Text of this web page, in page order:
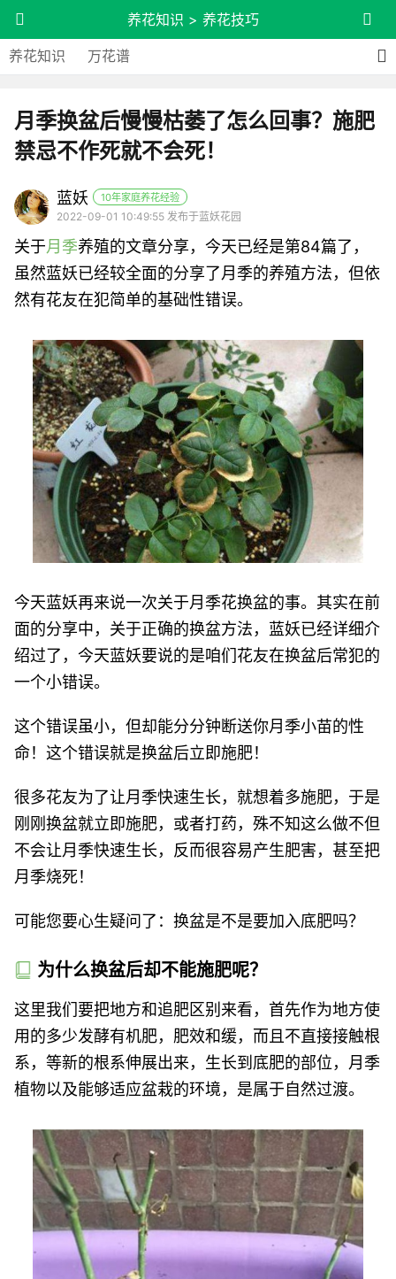
养花知识 >养花技巧
养花知识 万花谱
月季换盆后慢慢枯萎了怎么回事？施肥
禁忌不作死就不会死！
蓝妖 10年家庭养花经验
2022-09-01 10:49:55 发布于蓝妖花园
关于月季养殖的文章分享，今天已经是第84篇了，
虽然蓝妖已经较全面的分享了月季的养殖方法，但依
然有花友在犯简单的基础性错误。
今天蓝妖再来说一次关于月季花换盆的事。其实在前
面的分享中，关于正确的换盆方法，蓝妖已经详细介
绍过了，今天蓝妖要说的是咱们花友在换盆后常犯的
一个小错误。
这个错误虽小，但却能分分钟断送你月季小苗的性
命！这个错误就是换盆后立即施肥！
很多花友为了让月季快速生长，就想着多施肥，于是
刚刚换盆就立即施肥，或者打药，殊不知这么做不但
不会让月季快速生长，反而很容易产生肥害，甚至把
月季烧死！
可能您要心生疑问了：换盆是不是要加入底肥吗？
为什么换盆后却不能施肥呢？
这里我们要把地方和追肥区别来看，首先作为地方使
用的多少发酵有机肥，肥效和缓，而且不直接接触根
系，等新的根系伸展出来，生长到底肥的部位，月季
植物以及能够适应盆栽的环境，是属于自然过渡。